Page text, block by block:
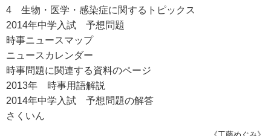
4 生物・医学・感染症に関するトピックス
2014年中学入試 予想問題
時事ニュースマップ
ニュースカレンダー
時事問題に関連する資料のページ
2013年 時事用語解説
2014年中学入試 予想問題の解答
さくいん